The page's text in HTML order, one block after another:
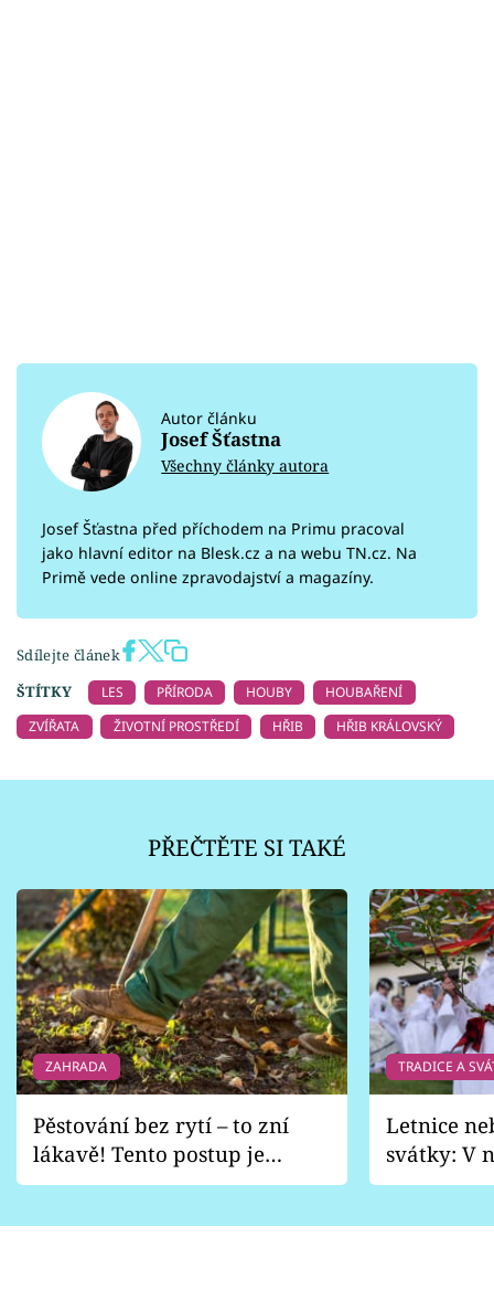
Autor článku
Josef Šťastna
Všechny články autora
Josef Šťastna před příchodem na Primu pracoval
jako hlavní editor na Blesk.cz a na webu TN.cz. Na
Primě vede online zpravodajství a magazíny.
Sdílejte článek
ŠTÍTKY
LES PŘÍRODA HOUBY
HOUBAŘENÍ
ZVÍŘATA
ŽIVOTNÍ PROSTŘEDÍ HŘIB HŘIB KRÁLOVSKÝ
PŘEČTĚTE SI TAKÉ
ZAHRADA
Pěstování bez rytí – to zní
lákavě! Tento postup je
vhodný jen pro některé
TRADICE A
Letnice
svátky: V
pondělí